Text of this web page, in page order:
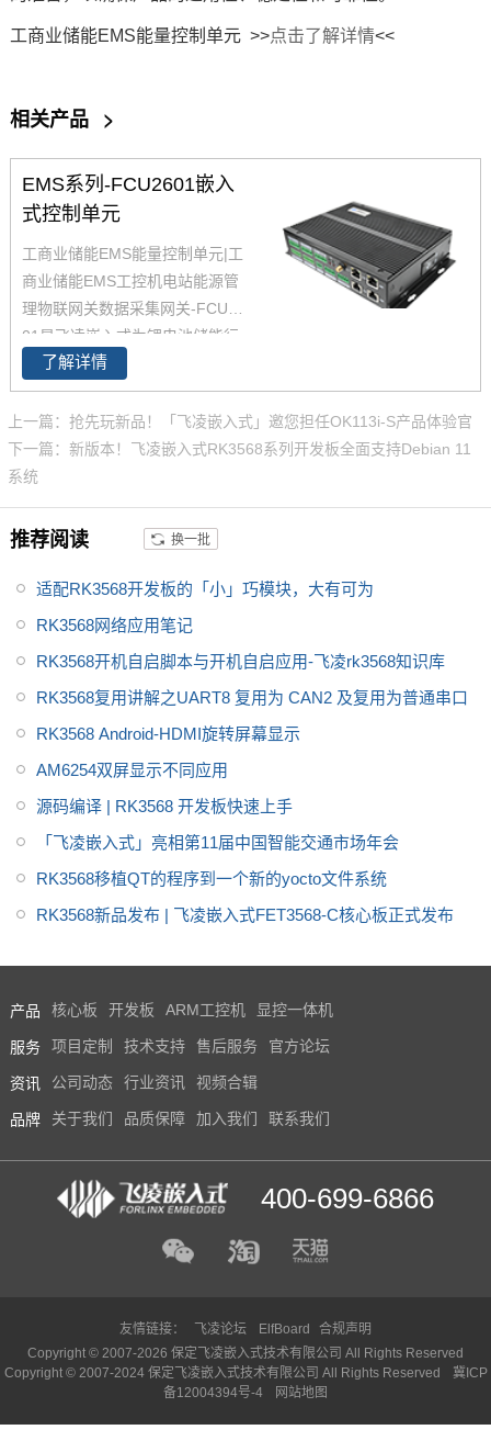
工商业储能EMS能量控制单元 >>点击了解详情<<
相关产品 >
EMS系列-FCU2601嵌入
式控制单元
工商业储能EMS能量控制单元|工
商业储能EMS工控机电站能源管
理物联网关数据采集网关-FCU26
01是飞凌嵌入式为锂电池储能行
业设计的EMS能量控制单元产
品，设计兼具高性能，多接口，
低功耗，广泛满足各类储能系统
的本地能源管理应用需求。FCU
2601嵌入式控制单元综合考虑到
求，在硬件，防护，认证，软件
等方面都做了充分的准备，以确
保产品的适用性、稳定性和可靠
能、源网侧储能
了解详情
上一篇：抢先玩新品！「飞凌嵌入式」邀您担任OK113i-S产品体验官
下一篇：新版本！飞凌嵌入式RK3568系列开发板全面支持Debian 11
系统
推荐阅读 换一批
适配RK3568开发板的「小」巧模块，大有可为
RK3568网络应用笔记
RK3568开机自启脚本与开机自启应用-飞凌rk3568知识库
RK3568复用讲解之UART8 复用为 CAN2 及复用为普通串口
RK3568 Android-HDMI旋转屏幕显示
AM6254双屏显示不同应用
源码编译 | RK3568 开发板快速上手
「飞凌嵌入式」亮相第11届中国智能交通市场年会
RK3568移植QT的程序到一个新的yocto文件系统
RK3568新品发布 | 飞凌嵌入式FET3568-C核心板正式发布
产品 核心板 开发板 ARM工控机 显控一体机
服务 项目定制 技术支持 售后服务 官方论坛
资讯 公司动态 行业资讯 视频合辑
品牌 关于我们 品质保障 加入我们 联系我们
400-699-6866
友情链接： 飞凌论坛 ElfBoard
合规声明
Copyright © 2007-2026 保定飞凌嵌入式技术有限公司 All Rights Reserved
Copyright © 2007-2024 保定飞凌嵌入式技术有限公司 All Rights Reserved
冀ICP
备12004394号-4
网站地图